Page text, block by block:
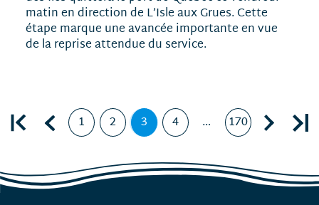
matin en direction de L’Isle aux Grues. Cette
étape marque une avancée importante en vue
de la reprise attendue du service.
Première page Page précédente, page Page
1 Page
2 Page
3
,
page
Page
4 … Page
170 Page suivante, page 4 Dernière page, page 170